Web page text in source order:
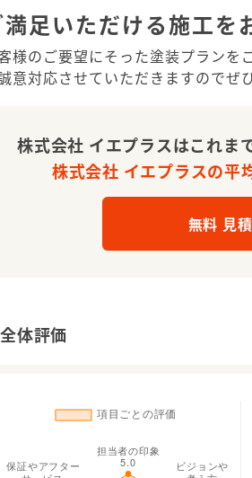
満足いただける施工を
様のご要望にそった塗装プランを
意対応させていただきますのでぜ
株式会社 イエプラスはこれま
株式会社 イエプラスの平
無料 見
全体評価